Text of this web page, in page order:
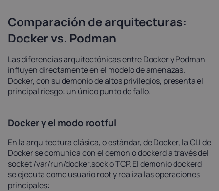
Comparación de arquitecturas:
Docker vs. Podman
Las diferencias arquitectónicas entre Docker y Podman
influyen directamente en el modelo de amenazas.
Docker, con su demonio de altos privilegios, presenta el
principal riesgo: un único punto de fallo.
Docker y el modo rootful
En la arquitectura clásica, o estándar, de Docker, la CLI de
Docker se comunica con el demonio dockerd a través del
socket /var/run/docker.sock o TCP. El demonio dockerd
se ejecuta como usuario root y realiza las operaciones
principales: